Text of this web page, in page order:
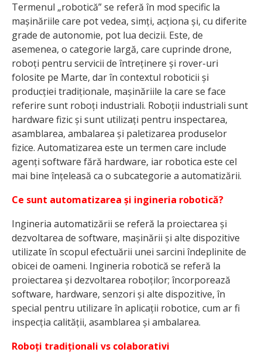
Termenul „robotică” se referă în mod specific la
mașinăriile care pot vedea, simți, acționa și, cu diferite
grade de autonomie, pot lua decizii. Este, de
asemenea, o categorie largă, care cuprinde drone,
roboți pentru servicii de întreținere și rover-uri
folosite pe Marte, dar în contextul roboticii și
producției tradiționale, mașinăriile la care se face
referire sunt roboți industriali. Roboții industriali sunt
hardware fizic și sunt utilizați pentru inspectarea,
asamblarea, ambalarea și paletizarea produselor
fizice. Automatizarea este un termen care include
agenți software fără hardware, iar robotica este cel
mai bine înțeleasă ca o subcategorie a automatizării.
Ce sunt automatizarea și ingineria robotică?
Ingineria automatizării se referă la proiectarea și
dezvoltarea de software, mașinării și alte dispozitive
utilizate în scopul efectuării unei sarcini îndeplinite de
obicei de oameni. Ingineria robotică se referă la
proiectarea și dezvoltarea roboților; încorporează
software, hardware, senzori și alte dispozitive, în
special pentru utilizare în aplicații robotice, cum ar fi
inspecția calității, asamblarea și ambalarea.
Roboți tradiționali vs colaborativi